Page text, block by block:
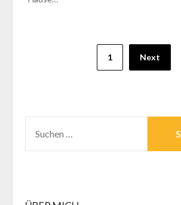
Seitennummerierung
1 Next
NACH: